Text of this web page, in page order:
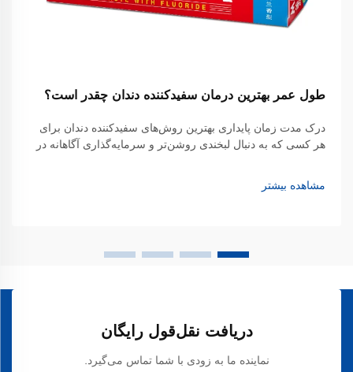
طول عمر بهترین درمان سفیدکننده دندان چقدر است؟
درک مدت زمان پایداری بهترین روش‌های سفیدکننده دندان برای
هر کسی که به دنبال لبخندی روشن‌تر و سرمایه‌گذاری آگاهانه در
که نتایج سفیدکردن دندان پابرجا می‌ماند، به‌طور قابل توجهی بسته
به عوامل مختلف متفاوت است...
مشاهده بیشتر
دریافت نقل‌قول رایگان
نماینده ما به زودی با شما تماس می‌گیرد.